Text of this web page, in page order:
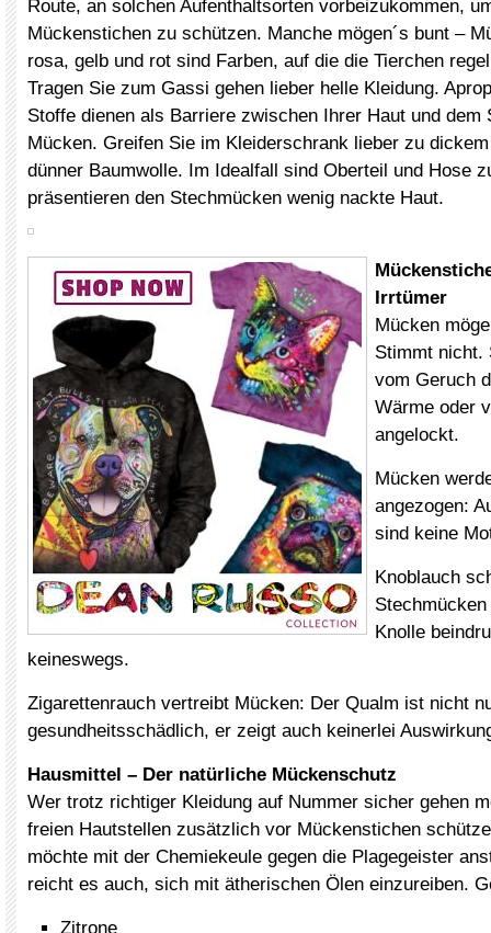
Route, an solchen Aufenthaltsorten vorbeizukommen,
Mückenstichen zu schützen. Manche mögen´s bunt –
rosa, gelb und rot sind Farben, auf die die Tierchen
Tragen Sie zum Gassi gehen lieber helle Kleidung.
Stoffe dienen als Barriere zwischen Ihrer Haut und dem
Mücken. Greifen Sie im Kleiderschrank lieber zu
dünner Baumwolle. Im Idealfall sind Oberteil und Hose
präsentieren den Stechmücken wenig nackte Haut.
Irrtümer
Mücken
Stimmt nicht.
vom Geruch
Wärme oder
angelockt.
Mücken
angezogen:
sind keine
Knoblauch
Knolle
keineswegs.
Zigarettenrauch vertreibt Mücken: Der Qualm ist nicht
gesundheitsschädlich, er zeigt auch keinerlei
Hausmittel – Der natürliche Mückenschutz
Wer trotz richtiger Kleidung auf Nummer sicher gehen
freien Hautstellen zusätzlich vor Mückenstichen
möchte mit der Chemiekeule gegen die Plagegeister
reicht es auch, sich mit ätherischen Ölen einzureiben.
Zitrone